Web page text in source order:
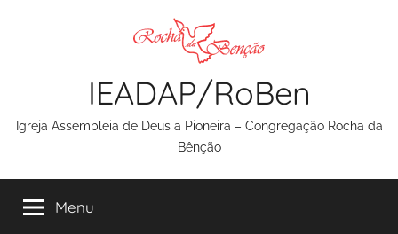
IEADAP/RoBen
Igreja Assembleia de Deus a Pioneira – Congregação Rocha da
Bênção
Menu